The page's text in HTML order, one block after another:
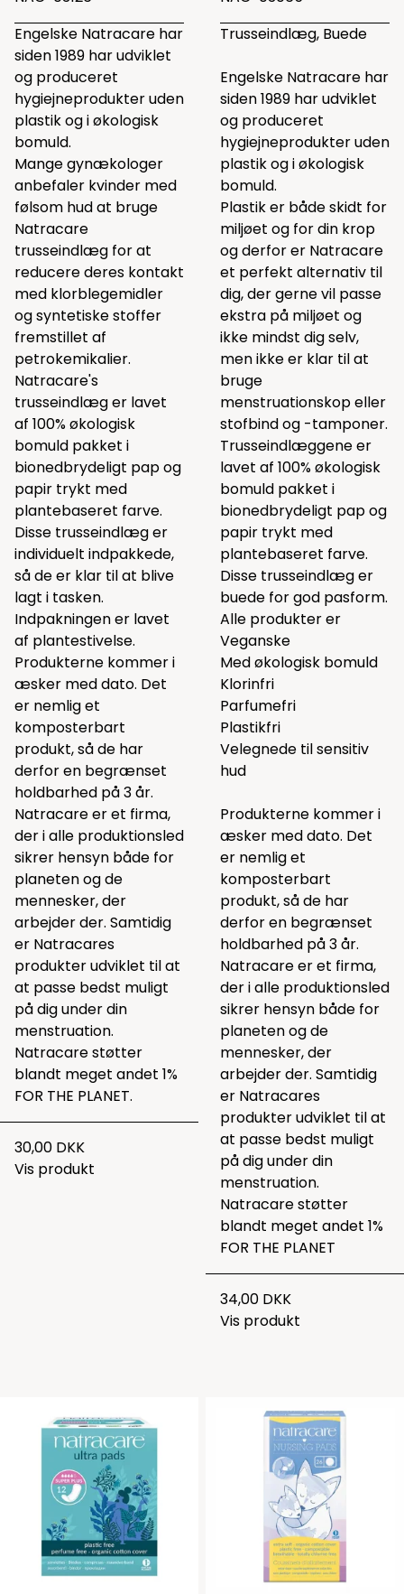
Engelske Natracare har
siden 1989 har udviklet
og produceret
hygiejneprodukter uden
plastik og i økologisk
bomuld.
Mange gynækologer
anbefaler kvinder med
følsom hud at bruge
Natracare
trusseindlæg for at
reducere deres kontakt
med klorblegemidler
og syntetiske stoffer
fremstillet af
petrokemikalier.
Natracare's
trusseindlæg er lavet
af 100% økologisk
bomuld pakket i
bionedbrydeligt pap og
papir trykt med
plantebaseret farve.
Disse trusseindlæg er
individuelt indpakkede,
så de er klar til at blive
lagt i tasken.
Indpakningen er lavet
af plantestivelse.
Produkterne kommer i
æsker med dato. Det
er nemlig et
komposterbart
produkt, så de har
derfor en begrænset
holdbarhed på 3 år.
Natracare er et firma,
der i alle produktionsled
sikrer hensyn både for
planeten og de
mennesker, der
arbejder der. Samtidig
er Natracares
produkter udviklet til at
at passe bedst muligt
på dig under din
menstruation.
Natracare støtter
blandt meget andet 1%
FOR THE PLANET.
30,00 DKK
Vis produkt
Trusseindlæg, Buede
Engelske Natracare har
siden 1989 har udviklet
og produceret
hygiejneprodukter uden
plastik og i økologisk
bomuld.
Plastik er både skidt for
miljøet og for din krop
og derfor er Natracare
et perfekt alternativ til
dig, der gerne vil passe
ekstra på miljøet og
ikke mindst dig selv,
men ikke er klar til at
bruge
menstruationskop eller
stofbind og -tamponer.
Trusseindlæggene er
lavet af 100% økologisk
bomuld pakket i
bionedbrydeligt pap og
papir trykt med
plantebaseret farve.
Disse trusseindlæg er
buede for god pasform.
Alle produkter er
Veganske
Med økologisk bomuld
Klorinfri
Parfumefri
Plastikfri
Velegnede til sensitiv
hud
Produkterne kommer i
æsker med dato. Det
er nemlig et
komposterbart
produkt, så de har
derfor en begrænset
holdbarhed på 3 år.
Natracare er et firma,
der i alle produktionsled
sikrer hensyn både for
planeten og de
mennesker, der
arbejder der. Samtidig
er Natracares
produkter udviklet til at
at passe bedst muligt
på dig under din
menstruation.
Natracare støtter
blandt meget andet 1%
FOR THE PLANET
34,00 DKK
Vis produkt